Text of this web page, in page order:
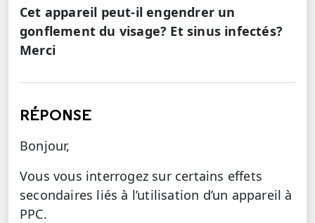
Cet appareil peut-il engendrer un
gonflement du visage? Et sinus infectés?
Merci
RÉPONSE
Bonjour,
Vous vous interrogez sur certains effets
secondaires liés à l’utilisation d’un appareil à
PPC.